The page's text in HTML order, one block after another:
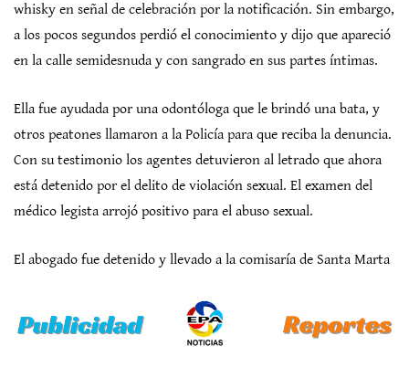
whisky en señal de celebración por la notificación. Sin embargo,
a los pocos segundos perdió el conocimiento y dijo que apareció
en la calle semidesnuda y con sangrado en sus partes íntimas.
Ella fue ayudada por una odontóloga que le brindó una bata, y
otros peatones llamaron a la Policía para que reciba la denuncia.
Con su testimonio los agentes detuvieron al letrado que ahora
está detenido por el delito de violación sexual. El examen del
médico legista arrojó positivo para el abuso sexual.
El abogado fue detenido y llevado a la comisaría de Santa Marta